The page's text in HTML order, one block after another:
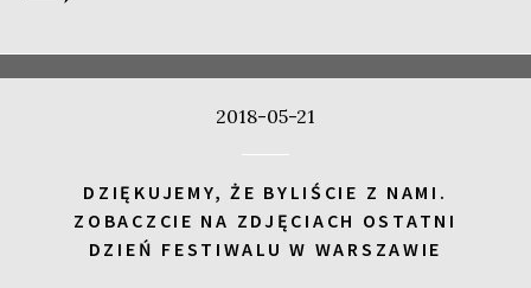
2018-05-21
DZIĘKUJEMY, ŻE BYLIŚCIE Z NAMI.
ZOBACZCIE NA ZDJĘCIACH OSTATNI
DZIEŃ FESTIWALU W WARSZAWIE